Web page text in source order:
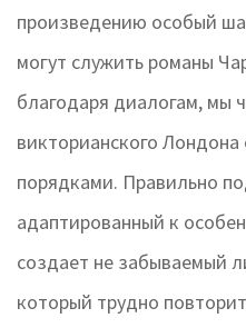
произведению особый
могут служить романы
благодаря диалогам, мы
викторианского
порядками. Правильно
адаптированный к
создает не забываемый
который трудно